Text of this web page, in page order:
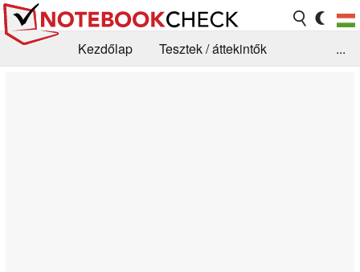
Kezdőlap
Tesztek / áttekintők
...